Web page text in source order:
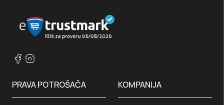
PRAVA POTROŠAČA KOMPANIJA